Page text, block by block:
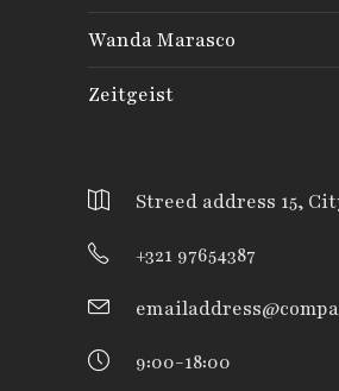
Wanda Marasco
Zeitgeist
Streed address 15,
+321 97654387
9:00-18:00